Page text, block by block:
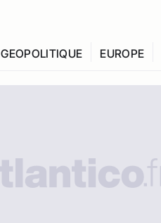
GEOPOLITIQUE EUROPE